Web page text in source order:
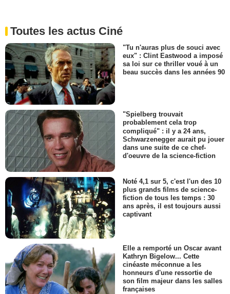
Toutes les actus Ciné
"Tu n'auras plus de souci avec
eux" : Clint Eastwood a imposé
sa loi sur ce thriller voué à un
beau succès dans les années 90
"Spielberg trouvait
probablement cela trop
compliqué" : il y a 24 ans,
Schwarzenegger aurait pu jouer
dans une suite de ce chef-
d'oeuvre de la science-fiction
Noté 4,1 sur 5, c'est l'un des 10
plus grands films de science-
fiction de tous les temps : 30
ans après, il est toujours aussi
captivant
Elle a remporté un Oscar avant
Kathryn Bigelow... Cette
cinéaste méconnue a les
honneurs d'une ressortie de
son film majeur dans les salles
françaises